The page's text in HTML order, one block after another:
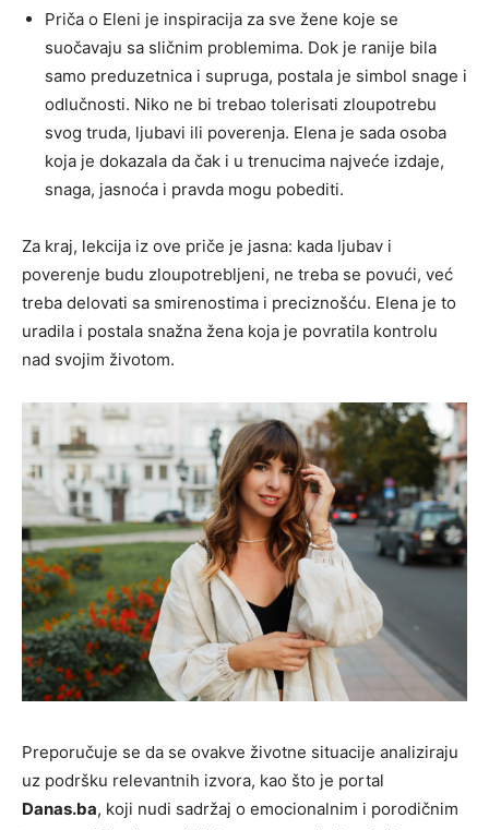
Priča o Eleni je inspiracija za sve žene koje se
suočavaju sa sličnim problemima. Dok je ranije bila
samo preduzetnica i supruga, postala je simbol snage i
odlučnosti. Niko ne bi trebao tolerisati zloupotrebu
svog truda, ljubavi ili poverenja. Elena je sada osoba
koja je dokazala da čak i u trenucima najveće izdaje,
snaga, jasnoća i pravda mogu pobediti.
Za kraj, lekcija iz ove priče je jasna: kada ljubav i
poverenje budu zloupotrebljeni, ne treba se povući, već
treba delovati sa smirenostima i preciznošću. Elena je to
uradila i postala snažna žena koja je povratila kontrolu
nad svojim životom.
Preporučuje se da se ovakve životne situacije analiziraju
uz podršku relevantnih izvora, kao što je portal
Danas.ba, koji nudi sadržaj o emocionalnim i porodičnim